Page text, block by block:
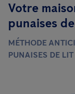
Votre
punaises
MÉTHODE
PUNAISES DE